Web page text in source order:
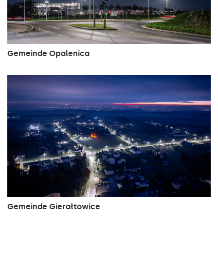
Gemeinde Opalenica
Gemeinde Gierałtowice